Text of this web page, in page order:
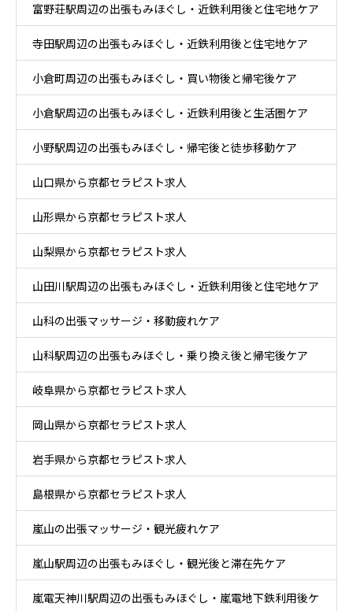
富野荘駅周辺の出張もみほぐし・近鉄利用後と住宅地ケア
寺田駅周辺の出張もみほぐし・近鉄利用後と住宅地ケア
小倉町周辺の出張もみほぐし・買い物後と帰宅後ケア
小倉駅周辺の出張もみほぐし・近鉄利用後と生活圏ケア
小野駅周辺の出張もみほぐし・帰宅後と徒歩移動ケア
山口県から京都セラピスト求人
山形県から京都セラピスト求人
山梨県から京都セラピスト求人
山田川駅周辺の出張もみほぐし・近鉄利用後と住宅地ケア
山科の出張マッサージ・移動疲れケア
山科駅周辺の出張もみほぐし・乗り換え後と帰宅後ケア
岐阜県から京都セラピスト求人
岡山県から京都セラピスト求人
岩手県から京都セラピスト求人
島根県から京都セラピスト求人
嵐山の出張マッサージ・観光疲れケア
嵐山駅周辺の出張もみほぐし・観光後と滞在先ケア
嵐電天神川駅周辺の出張もみほぐし・嵐電地下鉄利用後ケ